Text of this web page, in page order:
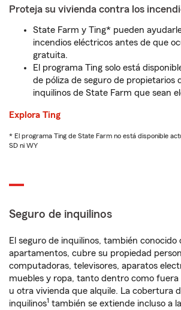
Proteja su vivienda contra los
State Farm y Ting* pueden
incendios eléctricos antes de que
gratuita.
El programa Ting solo está
de póliza de seguro de propietarios
inquilinos de State Farm que sean
Explora Ting
* El programa Ting de State Farm no está disponible
SD ni WY
Seguro de inquilinos
El seguro de inquilinos, también conocido
apartamentos, cubre su propiedad
computadoras, televisores, aparatos
muebles y ropa, tanto dentro como
u otra vivienda que alquile. La cobertura
inquilinos1 también se extiende incluso a